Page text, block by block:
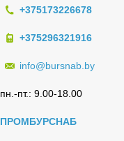
+375173226678
+375296321916
info@bursnab.by
пн.-пт.: 9.00-18.00
ПРОМБУРСНАБ